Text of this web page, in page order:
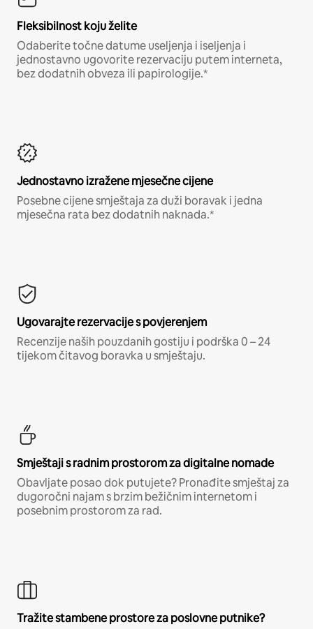
Fleksibilnost koju želite
Odaberite točne datume useljenja i iseljenja i
jednostavno ugovorite rezervaciju putem interneta,
bez dodatnih obveza ili papirologije.*
Jednostavno izražene mjesečne cijene
Posebne cijene smještaja za duži boravak i jedna
mjesečna rata bez dodatnih naknada.*
Ugovarajte rezervacije s povjerenjem
Recenzije naših pouzdanih gostiju i podrška 0 – 24
tijekom čitavog boravka u smještaju.
Smještaji s radnim prostorom za digitalne nomade
Obavljate posao dok putujete? Pronađite smještaj za
dugoročni najam s brzim bežičnim internetom i
posebnim prostorom za rad.
Tražite stambene prostore za poslovne putnike?